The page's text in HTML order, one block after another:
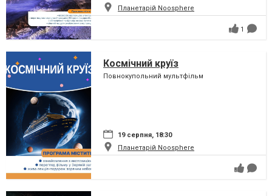
Планетарій Noosphere
1
Космічний круїз
Повнокупольний мультфільм
19 серпня, 18:30
Планетарій Noosphere